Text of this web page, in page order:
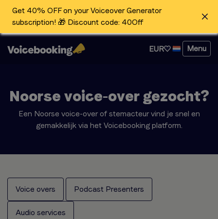
Get 40% OFF on your Voiceover Generator
subscription! 🎁 Discount code: 40Off
EUR Menu
Noorse voice-over gezocht?
Een Noorse voice-over of stemacteur vind je snel en
gemakkelijk via het Voicebooking platform.
Voice overs Podcast Presenters
Audio services